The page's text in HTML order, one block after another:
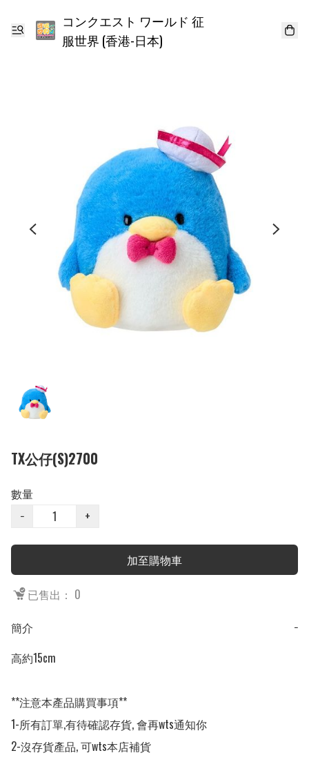
コンクエスト ワールド 征
服世界 (香港-日本)
TX公仔(S)2700
數量
−
+
加至購物車
已售出： 0
簡介
−
高約15cm
**注意本產品購買事項**
1-所有訂單,有待確認存貨, 會再wts通知你
2-沒存貨產品, 可wts本店補貨